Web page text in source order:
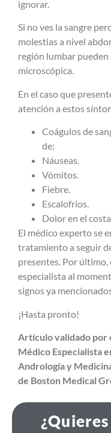
ignorar.
Si no ves la sangre
molestias a nivel
región lumbar pueden
microscópica.
En el caso que
atención a estos
Coágulos de
de:
Náuseas.
Vómitos.
Fiebre.
Escalofríos.
Dolor en el
El médico experto se
tratamiento a seguir
presentes. Por
especialista al
signos ya
¡Hasta pronto!
Artículo validado por
Médico Especialista
Andrología y
de Boston Medical